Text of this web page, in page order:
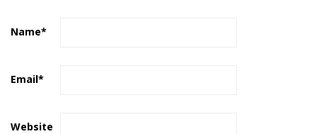
Name*
Email*
Website